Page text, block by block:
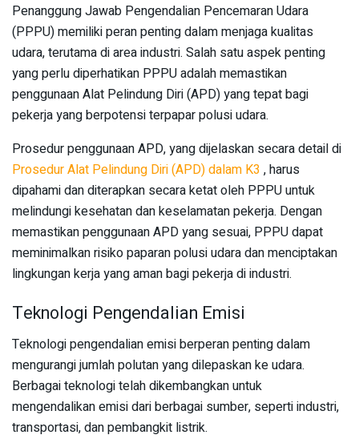
Penanggung Jawab Pengendalian Pencemaran Udara
(PPPU) memiliki peran penting dalam menjaga kualitas
udara, terutama di area industri. Salah satu aspek penting
yang perlu diperhatikan PPPU adalah memastikan
penggunaan Alat Pelindung Diri (APD) yang tepat bagi
pekerja yang berpotensi terpapar polusi udara.
Prosedur penggunaan APD, yang dijelaskan secara detail di
Prosedur Alat Pelindung Diri (APD) dalam K3 , harus
dipahami dan diterapkan secara ketat oleh PPPU untuk
melindungi kesehatan dan keselamatan pekerja. Dengan
memastikan penggunaan APD yang sesuai, PPPU dapat
meminimalkan risiko paparan polusi udara dan menciptakan
lingkungan kerja yang aman bagi pekerja di industri.
Teknologi Pengendalian Emisi
Teknologi pengendalian emisi berperan penting dalam
mengurangi jumlah polutan yang dilepaskan ke udara.
Berbagai teknologi telah dikembangkan untuk
mengendalikan emisi dari berbagai sumber, seperti industri,
transportasi, dan pembangkit listrik.